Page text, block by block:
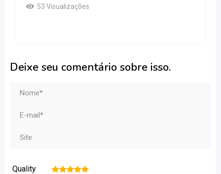
53 Visualizações
Deixe seu comentário sobre isso.
Quality 5
4
3
2